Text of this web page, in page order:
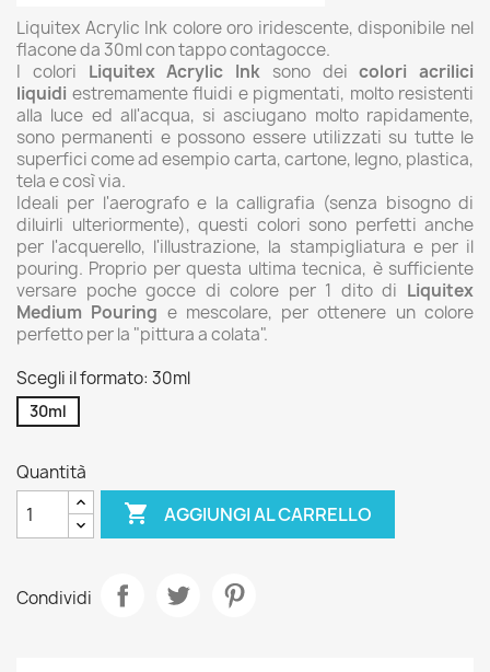
Liquitex Acrylic Ink colore oro iridescente, disponibile nel
flacone da 30ml con tappo contagocce.
I colori Liquitex Acrylic Ink sono deicolori acrilici
liquidi estremamente fluidi e pigmentati, molto resistenti
alla luce ed all'acqua, si asciugano molto rapidamente,
sono permanenti e possono essere utilizzati su tutte le
superfici come ad esempio carta, cartone, legno, plastica,
tela e così via.
Ideali per l'aerografo e la calligrafia (senza bisogno di
diluirli ulteriormente), questi colori sono perfetti anche
per l'acquerello, l'illustrazione, la stampigliatura e per il
pouring. Proprio per questa ultima tecnica, è sufficiente
versare poche gocce di colore per 1 dito di Liquitex
Medium Pouring e mescolare, per ottenere un colore
perfetto per la "pittura a colata".
Scegli il formato: 30ml
30ml
Quantità
 AGGIUNGI AL CARRELLO
Condividi